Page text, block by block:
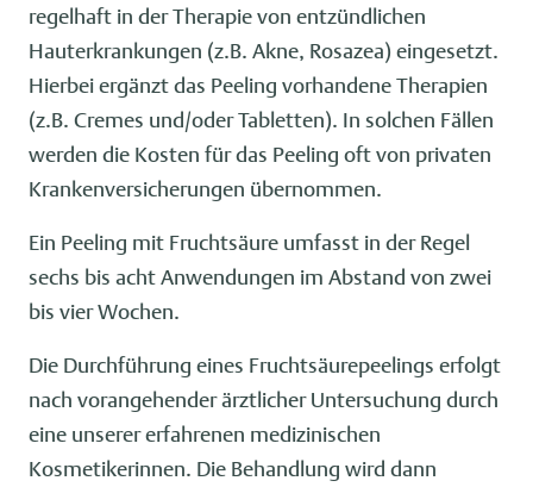
regelhaft in der Therapie von entzündlichen
Hauterkrankungen (z.B. Akne, Rosazea) eingesetzt.
Hierbei ergänzt das Peeling vorhandene Therapien
(z.B. Cremes und/oder Tabletten). In solchen Fällen
werden die Kosten für das Peeling oft von privaten
Krankenversicherungen übernommen.
Ein Peeling mit Fruchtsäure umfasst in der Regel
sechs bis acht Anwendungen im Abstand von zwei
bis vier Wochen.
Die Durchführung eines Fruchtsäurepeelings erfolgt
nach vorangehender ärztlicher Untersuchung durch
eine unserer erfahrenen medizinischen
Kosmetikerinnen. Die Behandlung wird dann